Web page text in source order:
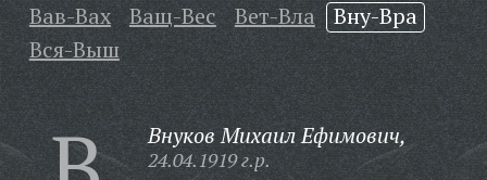
Вав-Вах Ващ-Вес Вет-Вла
Вну-Вра
Вся-Выш
Внуков Михаил Ефимович,
24.04.1919 г.р.